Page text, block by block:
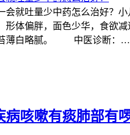
吐量少中药怎么治好？
体偏胖，面色少华，食欲
、苔薄白略腻。 中医诊断：
咳嗽有痰肺部有